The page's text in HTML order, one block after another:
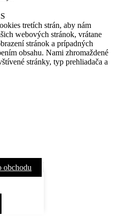
tretích strán, aby nám
webových stránok, vrátane
stránok a prípadných
obsahu. Nami zhromaždené
stránky, typ prehliadača a
obchodu